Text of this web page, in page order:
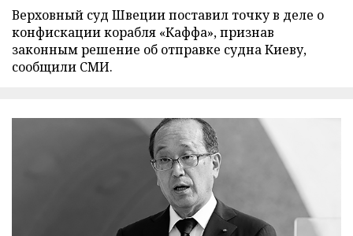
Верховный суд Швеции поставил точку в деле о
конфискации корабля «Каффа», признав
законным решение об отправке судна Киеву,
сообщили СМИ.